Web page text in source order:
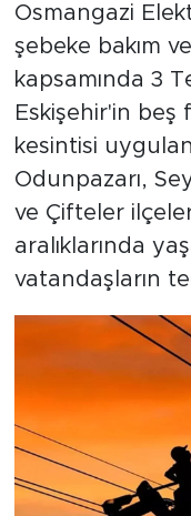
Osmangazi
şebeke bakım
kapsamında 3
Eskişehir'in beş
kesintisi
Odunpazarı,
ve Çifteler
aralıklarında
vatandaşların